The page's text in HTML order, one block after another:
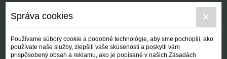
Správa cookies
Používame súbory cookie a podobné technológie, aby sme pochopili, ako
používate naše služby, zlepšili vaše skúsenosti a poskytli vám
prispôsobený obsah a reklamu, ako je popísané v našich Zásadách